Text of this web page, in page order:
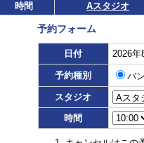
時間
Aスタジオ
予約フォーム
日付 2026年
予約種別
バ
スタジオ
時間